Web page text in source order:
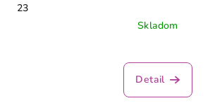
23
Skladom
Detail